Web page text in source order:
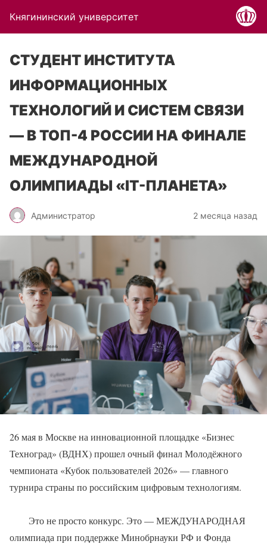
Княгининский университет
СТУДЕНТ ИНСТИТУТА
ИНФОРМАЦИОННЫХ
ТЕХНОЛОГИЙ И СИСТЕМ СВЯЗИ
— В ТОП-4 РОССИИ НА ФИНАЛЕ
МЕЖДУНАРОДНОЙ
ОЛИМПИАДЫ «IT-ПЛАНЕТА»
Администратор 2 месяца назад
26 мая в Москве на инновационной площадке «Бизнес
Техноград» (ВДНХ) прошел очный финал Молодёжного
чемпионата «Кубок пользователей 2026» — главного
турнира страны по российским цифровым технологиям.
Это не просто конкурс. Это — МЕЖДУНАРОДНАЯ
олимпиада при поддержке Минобрнауки РФ и Фонда